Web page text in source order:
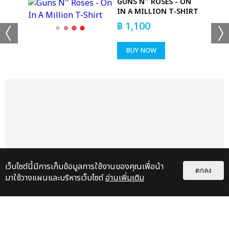
IN A MILLION T-SHIRT
฿ 1,100
BUY NOW
เว็บไซต์นี้มีการเก็บข้อมูลการใช้งานของคุณเพื่อนำ
มาใช้วางแผนและบริหารเว็บไซต์อ่านเพิ่มเติม
ตกลง